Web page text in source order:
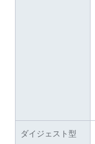
ダイジェスト型